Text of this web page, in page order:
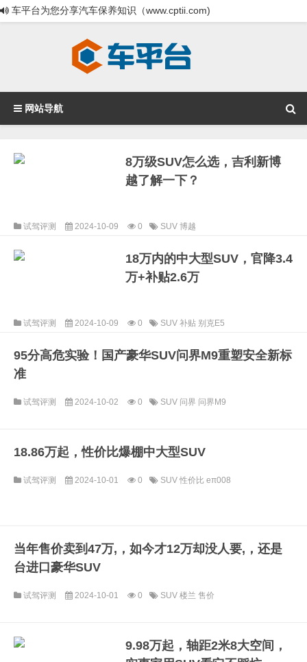
车平台为您分享汽车保养知识（www.cptii.com)
网站导航
8万级SUV怎么选，吉利新博
越了解一下？
试驾评测 2024-10-09 0 SUV 博越
18万内的中大型SUV，官降3.4
万+补贴2.6万
试驾评测 2024-10-09 0 SUV 补贴 别克E5
95分高危实验！国产豪华SUV问界M9重塑安全新标
准
试驾评测 2024-10-02 0 SUV 问界 问界M9
18.86万起，性价比爆棚中大型SUV
试驾评测 2024-10-01 0 SUV 性价比 eπ008
当年售价卖到47万,，如今才12万却没人要,，还是
台进口豪华SUV
试驾评测 2024-10-01 0 SUV 楼兰 售价
9.98万起，轴距2米8大空间，